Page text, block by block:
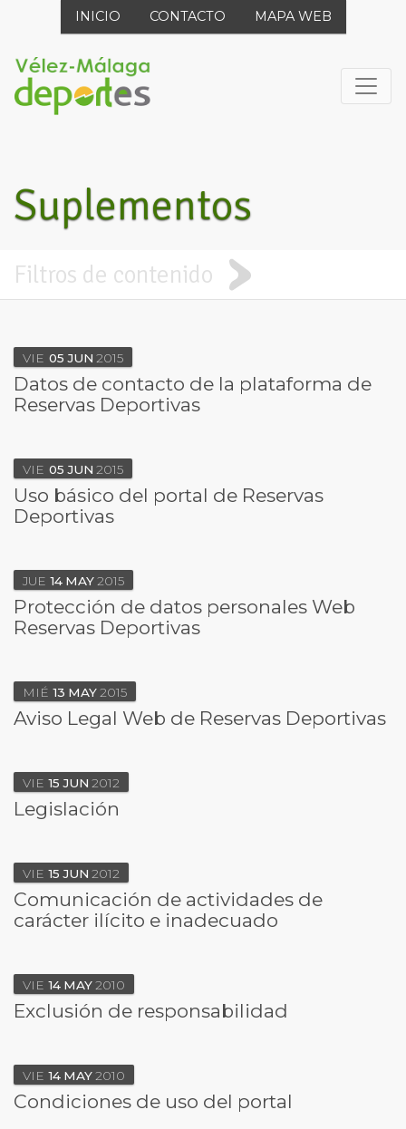
INICIO CONTACTO MAPA WEB
Suplementos
Filtros de contenido
VIE 05 JUN 2015
Datos de contacto de la plataforma de
Reservas Deportivas
VIE 05 JUN 2015
Uso básico del portal de Reservas
Deportivas
JUE 14 MAY2015
Protección de datos personales Web
Reservas Deportivas
MIÉ 13 MAY2015
Aviso Legal Web de Reservas Deportivas
VIE 15 JUN 2012
Legislación
VIE 15 JUN 2012
Comunicación de actividades de
carácter ilícito e inadecuado
VIE 14 MAY2010
Exclusión de responsabilidad
VIE 14 MAY2010
Condiciones de uso del portal